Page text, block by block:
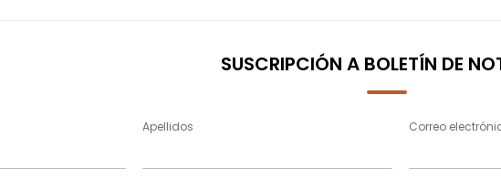
SUSCRIPCIÓN A BOLETÍN DE
Apellidos Correo